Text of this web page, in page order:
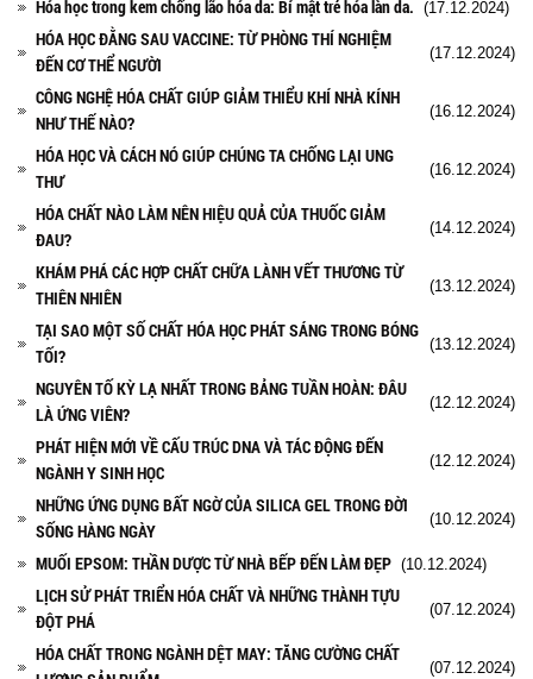
Hóa học trong kem chống lão hóa da: Bí mật trẻ hóa làn da. (17.12.2024)
HÓA HỌC ĐẰNG SAU VACCINE: TỪ PHÒNG THÍ NGHIỆM
ĐẾN CƠ THỂ NGƯỜI
(17.12.2024)
CÔNG NGHỆ HÓA CHẤT GIÚP GIẢM THIỂU KHÍ NHÀ KÍNH
NHƯ THẾ NÀO?
(16.12.2024)
HÓA HỌC VÀ CÁCH NÓ GIÚP CHÚNG TA CHỐNG LẠI UNG
THƯ
(16.12.2024)
HÓA CHẤT NÀO LÀM NÊN HIỆU QUẢ CỦA THUỐC GIẢM
ĐAU?
(14.12.2024)
KHÁM PHÁ CÁC HỢP CHẤT CHỮA LÀNH VẾT THƯƠNG TỪ
THIÊN NHIÊN
(13.12.2024)
TẠI SAO MỘT SỐ CHẤT HÓA HỌC PHÁT SÁNG TRONG BÓNG
TỐI?
(13.12.2024)
NGUYÊN TỐ KỲ LẠ NHẤT TRONG BẢNG TUẦN HOÀN: ĐÂU
LÀ ỨNG VIÊN?
(12.12.2024)
PHÁT HIỆN MỚI VỀ CẤU TRÚC DNA VÀ TÁC ĐỘNG ĐẾN
NGÀNH Y SINH HỌC
(12.12.2024)
NHỮNG ỨNG DỤNG BẤT NGỜ CỦA SILICA GEL TRONG ĐỜI
SỐNG HÀNG NGÀY
(10.12.2024)
MUỐI EPSOM: THẦN DƯỢC TỪ NHÀ BẾP ĐẾN LÀM ĐẸP (10.12.2024)
LỊCH SỬ PHÁT TRIỂN HÓA CHẤT VÀ NHỮNG THÀNH TỰU
ĐỘT PHÁ
(07.12.2024)
HÓA CHẤT TRONG NGÀNH DỆT MAY: TĂNG CƯỜNG CHẤT
(07.12.2024)